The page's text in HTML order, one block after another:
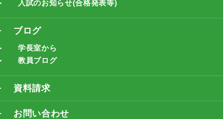
入試のお知らせ(合格発表等)
ブログ
学長室から
教員ブログ
資料請求
お問い合わせ